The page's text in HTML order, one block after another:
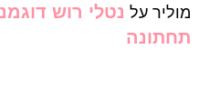
מוליר על נטלי רוש
תחתונה